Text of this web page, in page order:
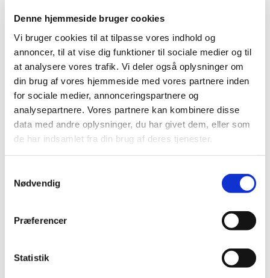
Denne hjemmeside bruger cookies
Vi bruger cookies til at tilpasse vores indhold og
annoncer, til at vise dig funktioner til sociale medier og til
at analysere vores trafik. Vi deler også oplysninger om
din brug af vores hjemmeside med vores partnere inden
for sociale medier, annonceringspartnere og
analysepartnere. Vores partnere kan kombinere disse
data med andre oplysninger, du har givet dem, eller som
de har indsamlet fra din brug af deres tjenester.
Nødvendig
Præferencer
Statistik
2022 (197)
2021 (516)
2020 (263)
2019 (159)
2018 (150)
2017 (167)
2016 (167)
2015 (33)
oktober (2)
august (2)
marts (2)